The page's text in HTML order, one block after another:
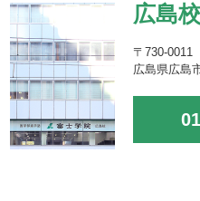
広島校
〒730-0011
広島県広島